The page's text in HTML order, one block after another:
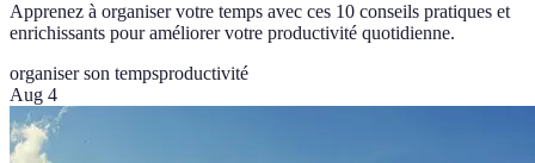
Apprenez à organiser votre temps avec ces 10 conseils pratiques et
enrichissants pour améliorer votre productivité quotidienne.
organiser son tempsproductivité
Aug 4